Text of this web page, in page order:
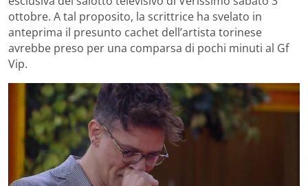
ottobre. A tal proposito, la scrittrice ha svelato in
anteprima il presunto cachet dell’artista torinese
avrebbe preso per una comparsa di pochi minuti al Gf
Vip.